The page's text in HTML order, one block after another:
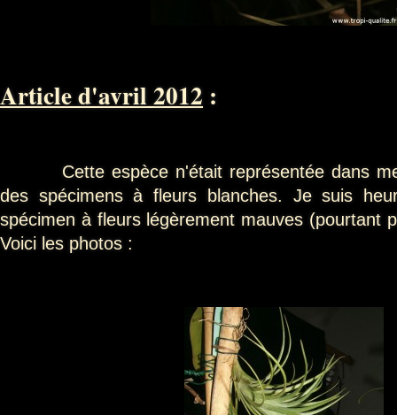
Article d'avril 2012 :
Cette espèce n'était représentée dans
des spécimens à fleurs blanches. Je suis
spécimen à fleurs légèrement mauves (pourtant
Voici les photos :